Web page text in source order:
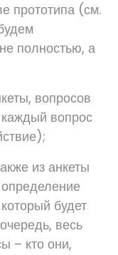
прототипа (см.
полностью, а
вопросов
вопрос
из анкеты
будет
весь
– кто они,